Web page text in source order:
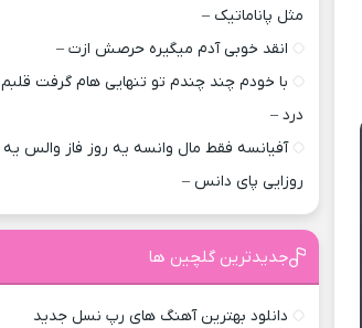
مثل پاناماتیک –
انقد خوبی آدم میگیره حرصش ازت –
با خودم چند چندم تو تنهایی هام گرفت قلبم
درد –
آفیانسه فقط مال وانسه یه روز فاز والس یه
روزایی پای دانس –
جدیدترین گلچین ها
دانلود بهترین آهنگ های رپ نسل جدید